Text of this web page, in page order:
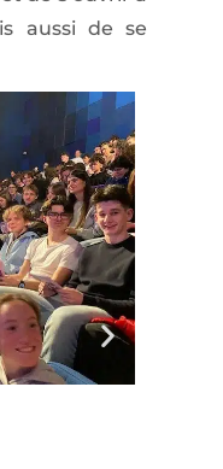
aussi de se